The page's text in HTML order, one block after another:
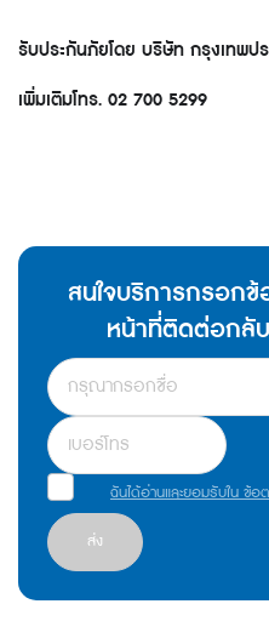
รับประกันภัยโดย บริษัท กรุงเทพ
เพิ่มเติมโทร. 02 700 5299
สนใจบริการกรอกข้
หน้าที่ติดต่อกลับ
ฉันได้อ่านและยอมรับใน ข้อต
ส่ง